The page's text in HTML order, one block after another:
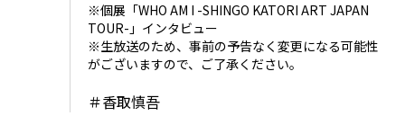
※個展「WHO AM I -SHINGO KATORI ART JAPAN
TOUR-」インタビュー
※生放送のため、事前の予告なく変更になる可能性
がございますので、ご了承ください。
＃香取慎吾